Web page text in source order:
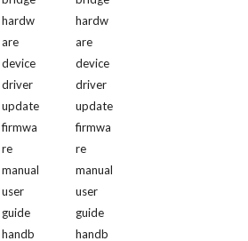
hardw
are
device
driver
update
firmwa
re
manual
user
guide
handb
hardw
are
device
driver
update
firmwa
re
manual
user
guide
handb